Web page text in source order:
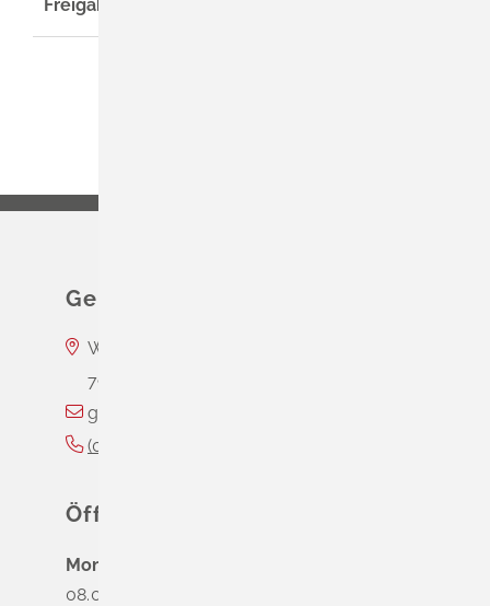
Freigabevermerk
Gemeinde Schliengen
Wasserschloss Entenstein
79418
gemeinde@schliengen.de
(0
Öffnungszeiten
Montag
08.00 - 12.00 Uhr